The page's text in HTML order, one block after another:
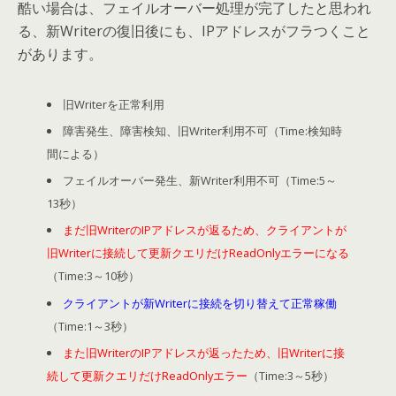
酷い場合は、フェイルオーバー処理が完了したと思われ
る、新Writerの復旧後にも、IPアドレスがフラつくこと
があります。
旧Writerを正常利用
障害発生、障害検知、旧Writer利用不可（Time:検知時
間による）
フェイルオーバー発生、新Writer利用不可（Time:5～
13秒）
まだ旧WriterのIPアドレスが返るため、クライアントが
旧Writerに接続して更新クエリだけReadOnlyエラーになる
（Time:3～10秒）
クライアントが新Writerに接続を切り替えて正常稼働
（Time:1～3秒）
また旧WriterのIPアドレスが返ったため、旧Writerに接
続して更新クエリだけReadOnlyエラー （Time:3～5秒）